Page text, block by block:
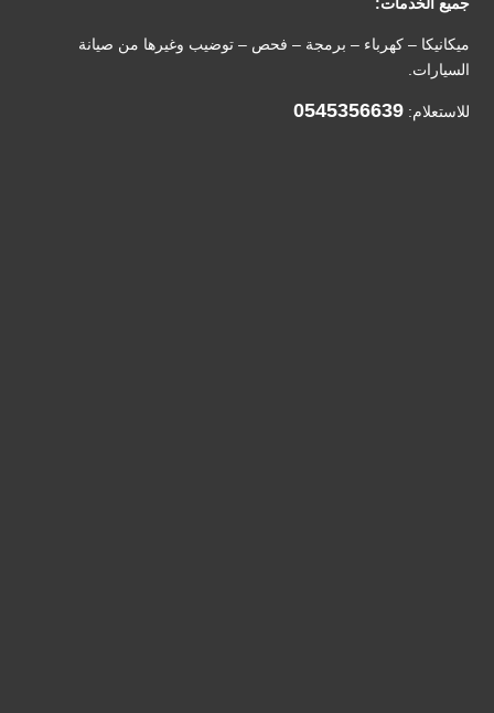
ميكانيكا – كهرباء – برمجة – فحص – توضيب وغيرها من صيانة
السيارات.
للاستعلام: 0545356639